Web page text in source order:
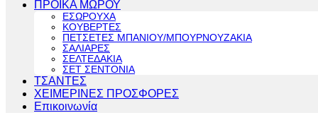
ΠΡΟΙΚΑ ΜΩΡΟΥ
ΕΣΩΡΟΥΧΑ
ΚΟΥΒΕΡΤΕΣ
ΠΕΤΣΕΤΕΣ ΜΠΑΝΙΟΥ/ΜΠΟΥΡΝΟΥΖΑΚΙΑ
ΣΑΛΙΑΡΕΣ
ΣΕΛΤΕΔΑΚΙΑ
ΣΕΤ ΣΕΝΤΟΝΙΑ
ΤΣΑΝΤΕΣ
ΧΕΙΜΕΡΙΝΕΣ ΠΡΟΣΦΟΡΕΣ
Επικοινωνία